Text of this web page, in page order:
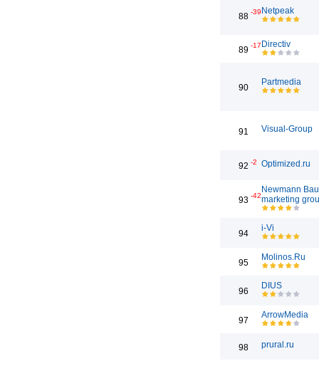
88 -39 Netpeak
89 -17 Directiv
90
Partmedia
91 Visual-Group
92 -2 Optimized.ru
93 -42
Newmann
marketing
94
i-Vi
95
Molinos.Ru
96
DIUS
97
ArrowMedia
98 prural.ru